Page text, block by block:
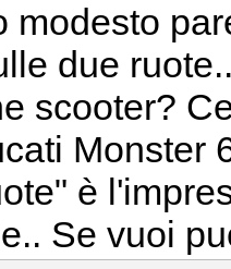
modesto
due
scooter?
Monster
è
Se vuoi